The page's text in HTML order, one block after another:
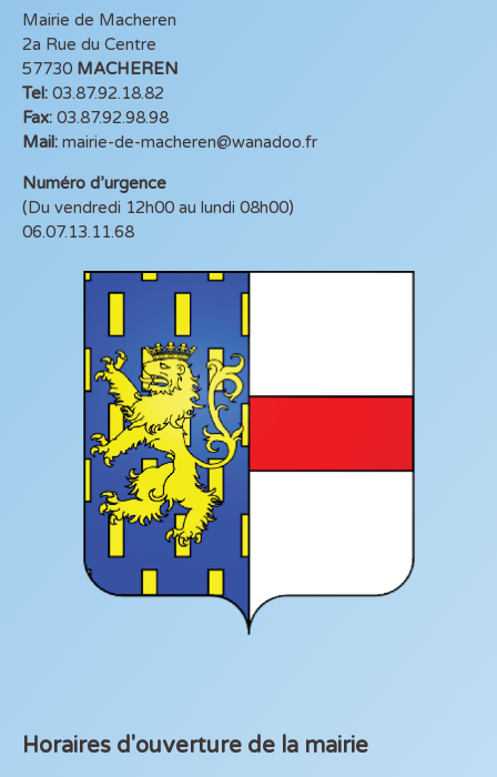
Mairie de Macheren
2a Rue du Centre
57730 MACHEREN
Tel: 03.87.92.18.82
Fax: 03.87.92.98.98
Mail: mairie-de-macheren@wanadoo.fr
Numéro d’urgence
(Du vendredi 12h00 au lundi 08h00)
06.07.13.11.68
Horaires d'ouverture de la mairie